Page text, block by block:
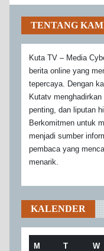
TENTANG
Kuta TV – Media
berita online yang
tepercaya. Dengan
Kutatv
penting, dan liputan
Berkomitmen untuk
menjadi sumber
pembaca yang
menarik.
KALENDER
M T W